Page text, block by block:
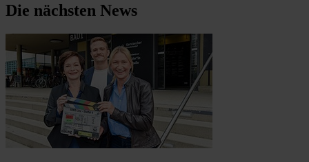
Die nächsten News